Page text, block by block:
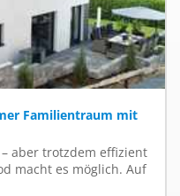
Familientraum mit
aber trotzdem effizient
macht es möglich. Auf